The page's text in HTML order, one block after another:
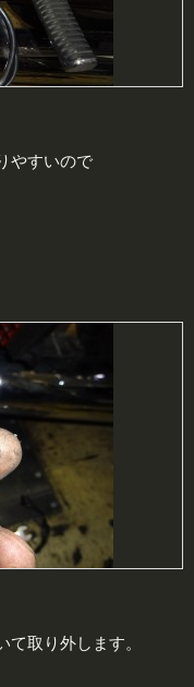
やすいので
取り外します。